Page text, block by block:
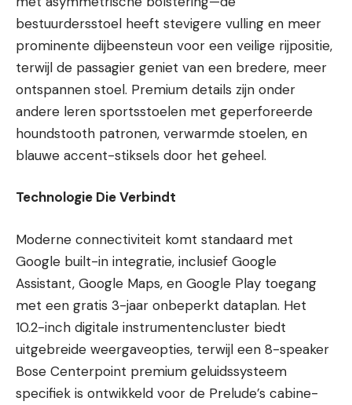
bestuurdersstoel heeft stevigere vulling en meer
prominente dijbeensteun voor een veilige rijpositie,
terwijl de passagier geniet van een bredere, meer
ontspannen stoel. Premium details zijn onder
andere leren sportsstoelen met geperforeerde
houndstooth patronen, verwarmde stoelen, en
blauwe accent-stiksels door het geheel.
Technologie Die Verbindt
Moderne connectiviteit komt standaard met
Google built-in integratie, inclusief Google
Assistant, Google Maps, en Google Play toegang
met een gratis 3-jaar onbeperkt dataplan. Het
10.2-inch digitale instrumentencluster biedt
uitgebreide weergaveopties, terwijl een 8-speaker
Bose Centerpoint premium geluidssysteem
specifiek is ontwikkeld voor de Prelude’s cabine-